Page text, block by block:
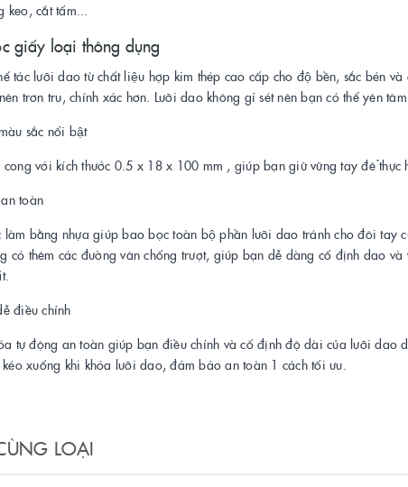
keo, cắt tấm...
giấy loại thông dụng
tác lưỡi dao từ chất liệu hợp kim thép cao cấp cho độ bền, sắc bén
trơn tru, chính xác hơn. Lưỡi dao không gỉ sét nên bạn có thể yên
sắc nổi bật
với kích thước 0.5 x 18 x 100 mm , giúp bạn giữ vững tay đê ̉thực
toàn
làm bằng nhựa giúp bao bọc toàn bộ phần lưỡi dao tránh cho đôi tay
có thêm các đường vân chống trượt, giúp bạn dễ dàng cố định dao
điều chỉnh
tự động an toàn giúp bạn điều chỉnh và cố định độ dài của lưỡi dao
xuống khi khóa lưỡi dao, đảm bảo an toàn 1 cách tối ưu.
LOẠI